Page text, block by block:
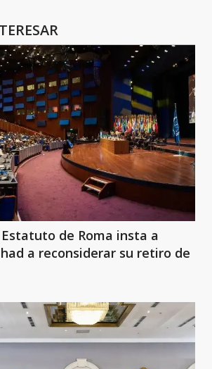
de Roma insta a
a reconsiderar su retiro de